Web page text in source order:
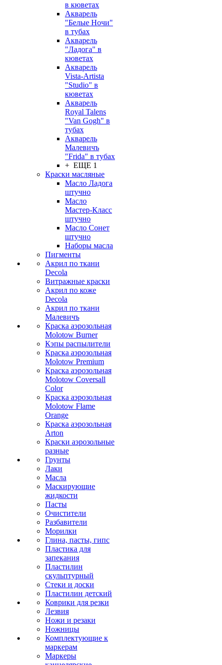
в кюветах
Акварель
"Белые Ночи"
в тубах
Акварель
"Ладога" в
кюветах
Акварель
Vista-Artista
"Studio" в
кюветах
Акварель
Royal Talens
"Van Gogh" в
тубах
Акварель
Малевичъ
"Frida" в тубах
+ ЕЩЕ 1
Краски масляные
Масло Ладога
штучно
Масло
Мастер-Класс
штучно
Масло Сонет
штучно
Наборы масла
Пигменты
Акрил по ткани
Decola
Витражные краски
Акрил по коже
Decola
Акрил по ткани
Малевичъ
Краска аэрозольная
Molotow Burner
Кэпы распылители
Краска аэрозольная
Molotow Premium
Краска аэрозольная
Molotow Coversall
Color
Краска аэрозольная
Molotow Flame
Orange
Краска аэрозольная
Arton
Краски аэрозольные
разные
Грунты
Лаки
Масла
Маскирующие
жидкости
Пасты
Очистители
Разбавители
Морилки
Глина, пасты, гипс
Пластика для
запекания
Пластилин
скульптурный
Стеки и доски
Пластилин детский
Коврики для резки
Лезвия
Ножи и резаки
Ножницы
Комплектующие к
маркерам
Маркеры